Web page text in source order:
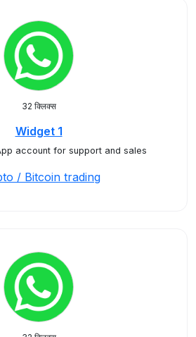
32 क्लिक्स
Widget 1
account for support and sales
/ Bitcoin trading